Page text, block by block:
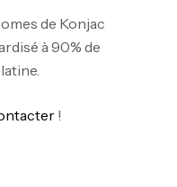
de Konjac
à 90% de
!
– BIOTECHUSA